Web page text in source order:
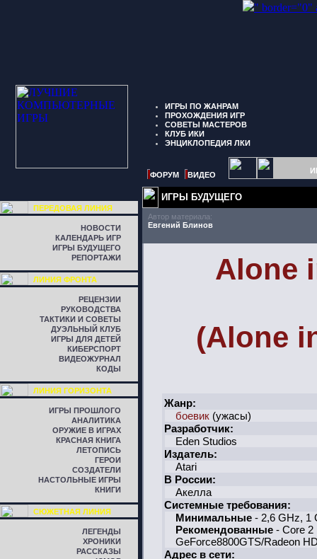
" border="0"
ИГРЫ ПО ЖАНРАМ
ПРОХОЖДЕНИЯ ИГР
СОВЕТЫ МАСТЕРОВ
КЛУБ ИКИ
ЭНЦИКЛОПЕДИЯ ЛКИ
ФОРУМ ВИДЕО
ПЕРЕДОВАЯ ЛИНИЯ
НОВОСТИ
КАЛЕНДАРЬ ИГР
ИГРЫ БУДУЩЕГО
РЕПОРТАЖИ
ЛИНИЯ ФРОНТА
РЕЦЕНЗИИ
РУКОВОДСТВА
ТАКТИКИ И СОВЕТЫ
ДУЭЛЬНЫЙ КЛУБ
ИГРЫ ДЛЯ ДЕТЕЙ
КИБЕРСПОРТ
ВИДЕОЖУРНАЛ
КОДЫ
ЛИНИЯ ГОРИЗОНТА
ИГРЫ ПРОШЛОГО
АНАЛИТИКА
ОРУЖИЕ В ИГРАХ
КРАСНАЯ КНИГА
ЛЕТОПИСЬ
ГЕРОИ
СОЗДАТЕЛИ
НАСТОЛЬНЫЕ ИГРЫ
КНИГИ
СЮЖЕТНАЯ ЛИНИЯ
ЛЕГЕНДЫ
ХРОНИКИ
РАССКАЗЫ
ИГРЫ БУДУЩЕГО
Автор материала:
Евгений Блинов
Alone
(Alone
Жанр:
боевик (ужасы)
Разработчик:
Eden Studios
Издатель:
Atari
В России:
Акелла
Системные требования:
Минимальные - 2,6 GHz, 1
Рекомендованные - Core 2
GeForce8800GTS/Radeon
Адрес в сети: